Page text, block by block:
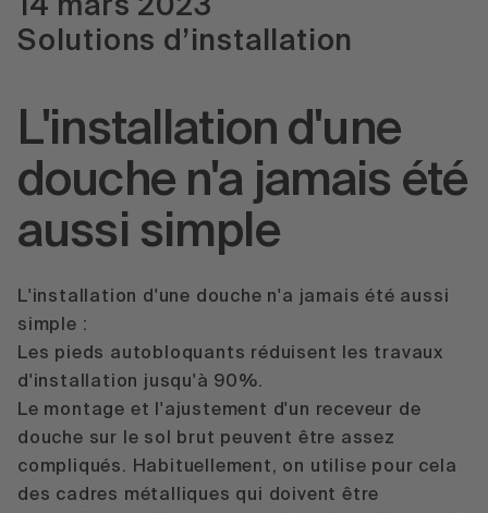
14 mars 2023
Solutions d’installation
L'installation d'une
douche n'a jamais été
aussi simple
L'installation d'une douche n'a jamais été aussi
simple :
Les pieds autobloquants réduisent les travaux
d'installation jusqu'à 90%.
Le montage et l'ajustement d'un receveur de
douche sur le sol brut peuvent être assez
compliqués. Habituellement, on utilise pour cela
des cadres métalliques qui doivent être